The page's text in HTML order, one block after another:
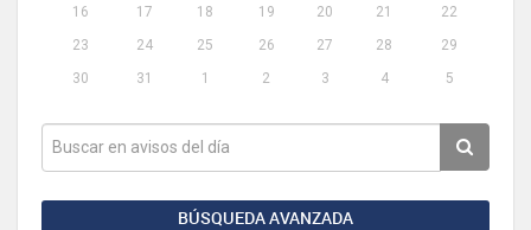
16
17 18 19 20 21
22
23
24 25 26 27 28
29
30
31 1 2 3 4 5
BÚSQUEDA AVANZADA